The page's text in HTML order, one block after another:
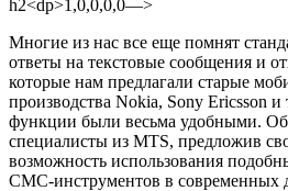
h2<dp>1,0,0,0,0—>
Многие из нас все еще помнят
ответы на текстовые сообщения и
которые нам предлагали старые
производства Nokia, Sony Ericsson и
функции были весьма удобными. Об
специалисты из MTS, предложив
возможность использования
СМС-инструментов в современных